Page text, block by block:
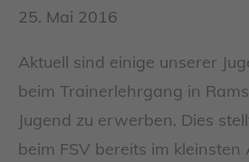
25. Mai 2016
Aktuell sind einige unserer
beim Trainerlehrgang in
Jugend zu erwerben. Dies
beim FSV bereits im kleinsten